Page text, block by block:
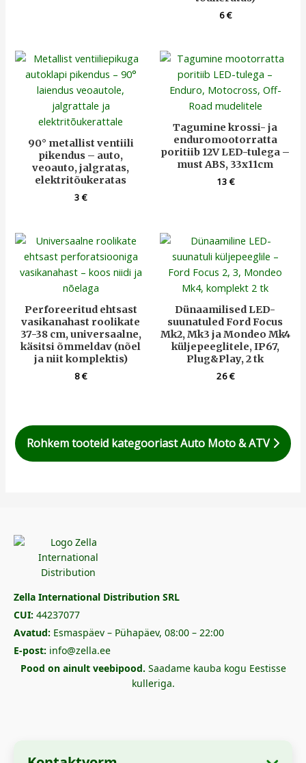
6€
90° metallist ventiili
pikendus – auto,
veoauto, jalgratas,
elektritõukeratas
3€
Tagumine krossi- ja
enduromootorratta
poritiib 12V LED-tulega –
must ABS, 33x11cm
13€
Perforeeritud ehtsast
vasikanahast roolikate
37-38 cm, universaalne,
käsitsi õmmeldav (nõel
ja niit komplektis)
8€
Dünaamilised LED-
suunatuled Ford Focus
Mk2, Mk3 ja Mondeo Mk4
küljepeeglitele, IP67,
Plug&Play, 2 tk
26€
Rohkem tooteid kategooriast Auto Moto & ATV
Zella International Distribution SRL
CUI: 44237077
Avatud: Esmaspäev – Pühapäev, 08:00 – 22:00
E-post: info@zella.ee
Pood on ainult veebipood. Saadame kauba kogu Eestisse
kulleriga.